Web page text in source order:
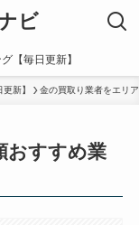
ビ
【毎日更新】
新】 金の買取り業者をエリ
おすすめ業